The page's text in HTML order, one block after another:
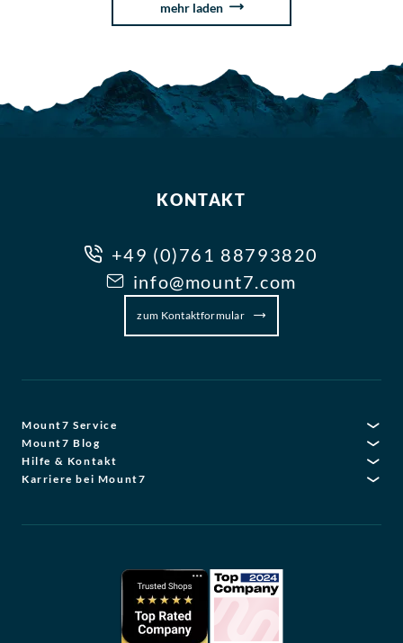
mehr laden
KONTAKT
+49 (0)761 88793820
info@mount7.com
zum Kontaktformular
Mount7 Service
Mount7 Blog
Hilfe & Kontakt
Karriere bei Mount7